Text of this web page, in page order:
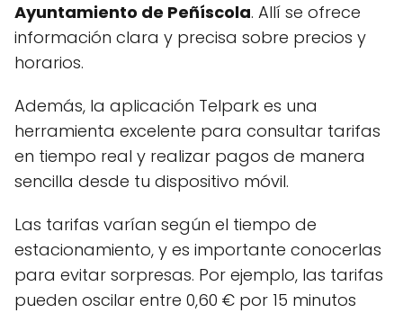
Ayuntamiento de Peñíscola. Allí se ofrece
información clara y precisa sobre precios y
horarios.
Además, la aplicación Telpark es una
herramienta excelente para consultar tarifas
en tiempo real y realizar pagos de manera
sencilla desde tu dispositivo móvil.
Las tarifas varían según el tiempo de
estacionamiento, y es importante conocerlas
para evitar sorpresas. Por ejemplo, las tarifas
pueden oscilar entre 0,60 € por 15 minutos